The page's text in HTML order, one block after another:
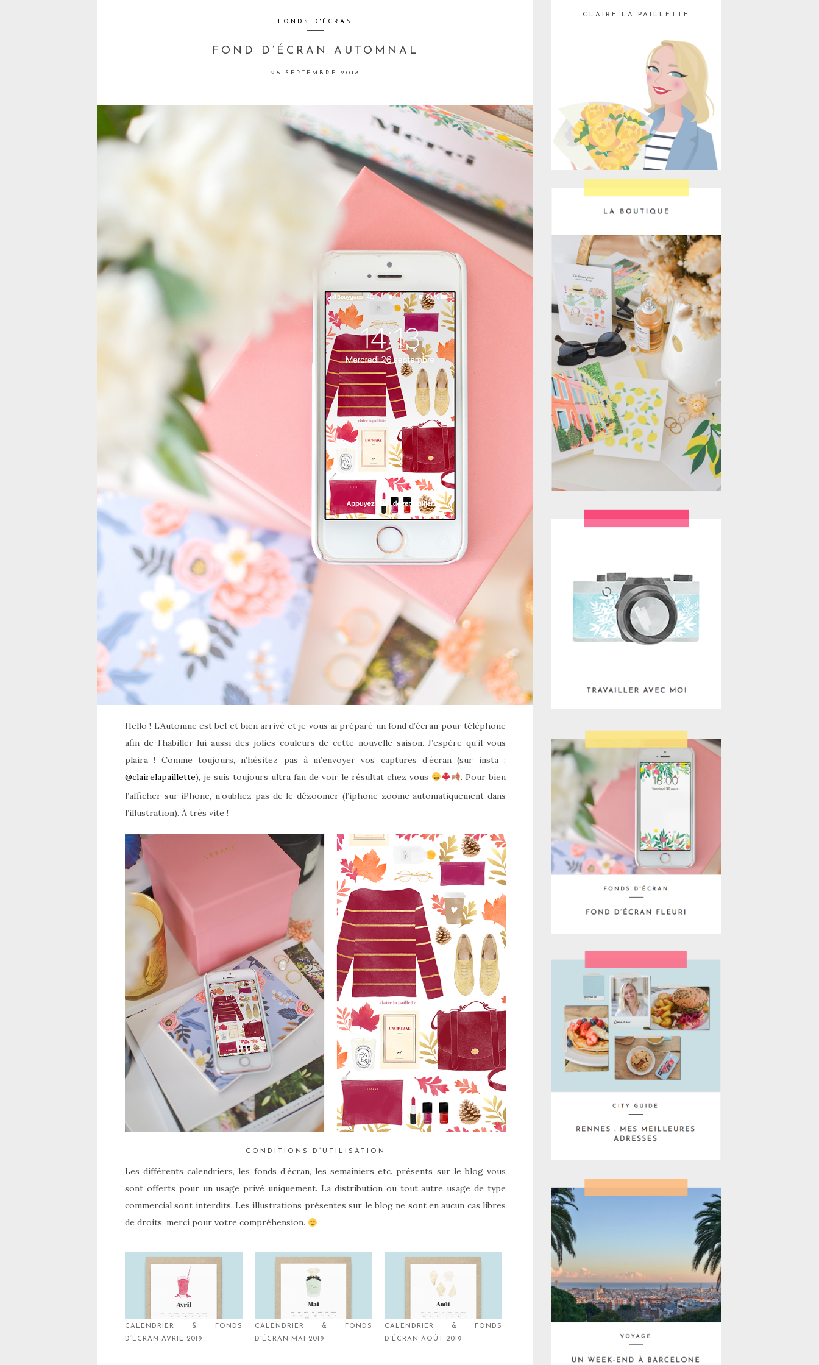
FONDS D'ÉCRAN
FOND D’ÉCRAN AUTOMNAL
26 SEPTEMBRE 2018
Hello ! L’Automne est bel et bien arrivé et je vous ai préparé un fond d’écran pour téléphone
afin de l’habiller lui aussi des jolies couleurs de cette nouvelle saison. J’espère qu’il vous
plaira ! Comme toujours, n’hésitez pas à m’envoyer vos captures d’écran (sur insta :
@clairelapaillette), je suis toujours ultra fan de voir le résultat chez vous
. Pour bien
l’afficher sur iPhone, n’oubliez pas de le dézoomer (l’iphone zoome automatiquement dans
l’illustration). À très vite !
CONDITIONS D’UTILISATION
Les différents calendriers, les fonds d’écran, les semainiers etc. présents sur le blog vous
sont offerts pour un usage privé uniquement. La distribution ou tout autre usage de type
commercial sont interdits. Les illustrations présentes sur le blog ne sont en aucun cas libres
de droits, merci pour votre compréhension.
CALENDRIER & FONDS
D’ÉCRAN AVRIL 2019
CALENDRIER & FONDS
D’ÉCRAN MAI 2019
CALENDRIER & FONDS
D’ÉCRAN AOÛT 2019
CLAIRE LA PAILLETTE